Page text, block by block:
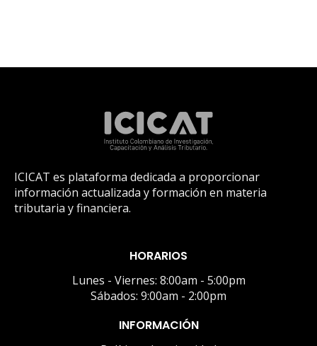
ICICAT es plataforma dedicada a proporcionar
información actualizada y formación en materia
tributaria y financiera.
HORARIOS
Lunes - Viernes: 8:00am - 5:00pm
Sábados: 9:00am - 2:00pm
INFORMACIÓN